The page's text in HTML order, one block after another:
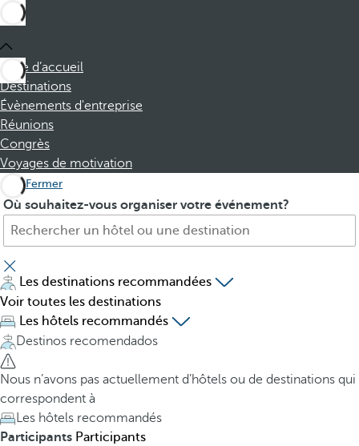
Page d’accueil
Destinations
Évènements d'entreprise
Réunions
Congrès
Voyages de motivation
Fermer
Où souhaitez-vous organiser votre événement?
H
t
e
l
,
d
e
s
t
i
n
a
P
e
s
s
i
n
g
t
h
e
d
o
Les destinations recommandées
Voir toutes les destinations
Les hôtels recommandés
Destinos recomendados
Nous n’avons pas actuellement d’hôtels ou de destinations qui
correspondent à
Les hôtels recommandés
Participants Participants